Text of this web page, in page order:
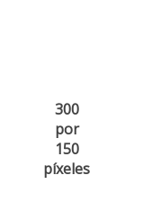
300
por
150
píxeles